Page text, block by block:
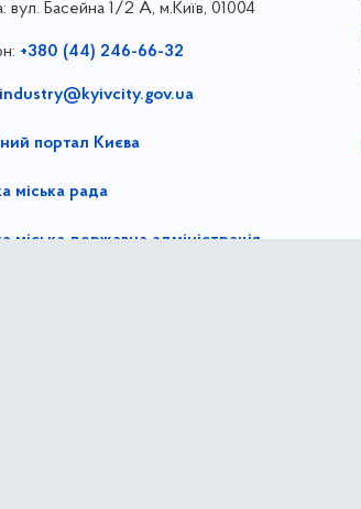
вул. Басейна 1/⁠2 А, м.Київ, 01004
+380 (44) 246-66-32
industry@kyivcity.gov.ua
портал Києва
міська рада
міська державна адміністрація